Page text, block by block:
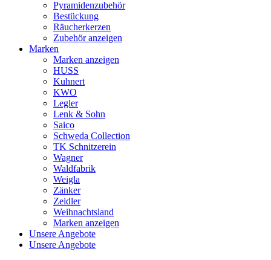
Pyramidenzubehör
Bestückung
Räucherkerzen
Zubehör anzeigen
Marken
Marken anzeigen
HUSS
Kuhnert
KWO
Legler
Lenk & Sohn
Saico
Schweda Collection
TK Schnitzerein
Wagner
Waldfabrik
Weigla
Zänker
Zeidler
Weihnachtsland
Marken anzeigen
Unsere Angebote
Unsere Angebote